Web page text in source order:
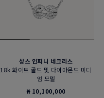
샹스 인피니 네크리스
18k 화이트 골드 및 다이아몬드 미디
엄 모델
₩ 10,100,000